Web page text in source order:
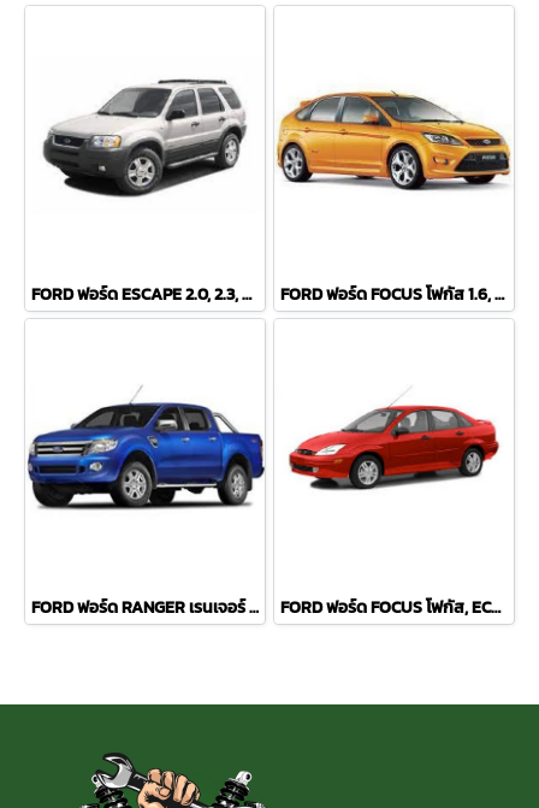
FORD ฟอร์ด ESCAPE 2.0, 2.3, 3.0 V6 ปี 01-07 COMPACT ผ้าเบรค-หน้า FORD ฟอร์ด FOCUS โฟกัส 1.6, 1.8, 2.0 ปี 04 COMPACT ผ้าเบรค-หลัง
FORD ฟอร์ด RANGER เรนเจอร์ (T6) 2WD, 4WD ปี 2011 COMPACT ผ้าเบรค-หน้า FORD ฟอร์ด FOCUS โฟกัส, ECOSPORT COMPACT ผ้าเบรค-หน้า